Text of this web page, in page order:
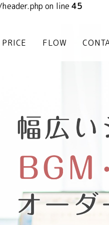
on line45
PRICE FLOW